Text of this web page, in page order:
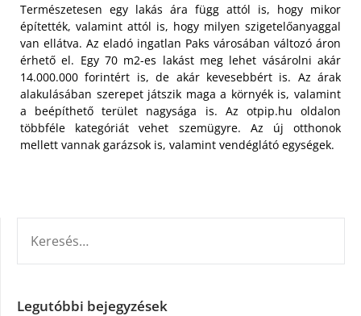
Természetesen egy lakás ára függ attól is, hogy mikor
építették, valamint attól is, hogy milyen szigetelőanyaggal
van ellátva. Az eladó ingatlan Paks városában változó áron
érhető el. Egy 70 m2-es lakást meg lehet vásárolni akár
14.000.000 forintért is, de akár kevesebbért is. Az árak
alakulásában szerepet játszik maga a környék is, valamint
a beépíthető terület nagysága is. Az otpip.hu oldalon
többféle kategóriát vehet szemügyre. Az új otthonok
mellett vannak garázsok is, valamint vendéglátó egységek.
Legutóbbi bejegyzések